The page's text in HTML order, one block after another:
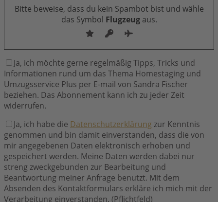
Bitte beweise, dass du kein Spambot bist und wähle
das Symbol Flugzeugaus.
Ja, ich möchte gerne regelmäßig Tipps, Tricks und
Informationen rund um das Thema Homestaging und
Umzugsservice Plus per E-mail von Sandra Fischer
beziehen. Das Abonnement kann ich zu jeder Zeit
widerrufen.
Ja, ich habe die Datenschutzerklärung zur Kenntnis
genommen und bin damit einverstanden, dass die von
mir angegebenen Daten elektronisch erhoben und
gespeichert werden. Meine Daten werden dabei nur
streng zweckgebunden zur Bearbeitung und
Beantwortung meiner Anfrage benutzt. Mit dem
Absenden des Kontaktformulars erkläre ich mich mit der
Verarbeitung einverstanden. (Pflichtfeld)